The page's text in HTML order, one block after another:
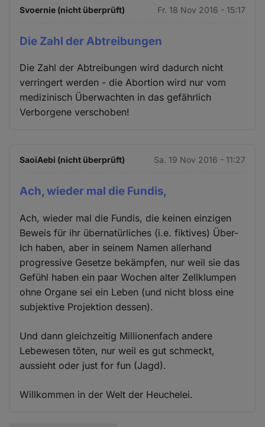
Svoernie (nicht überprüft) Fr. 18 Nov 2016 - 15:17
Die Zahl der Abtreibungen
Die Zahl der Abtreibungen wird dadurch nicht
verringert werden - die Abortion wird nur vom
medizinisch Überwachten in das gefährlich
Verborgene verschoben!
SaoiAebi (nicht überprüft) Sa. 19 Nov 2016 - 11:27
Ach, wieder mal die Fundis,
Ach, wieder mal die Fundis, die keinen einzigen
Beweis für ihr übernatürliches (i.e. fiktives) Über-
Ich haben, aber in seinem Namen allerhand
progressive Gesetze bekämpfen, nur weil sie das
Gefühl haben ein paar Wochen alter Zellklumpen
ohne Organe sei ein Leben (und nicht bloss eine
subjektive Projektion dessen).
Und dann gleichzeitig Millionenfach andere
Lebewesen töten, nur weil es gut schmeckt,
aussieht oder just for fun (Jagd).
Willkommen in der Welt der Heuchelei.
Cookies